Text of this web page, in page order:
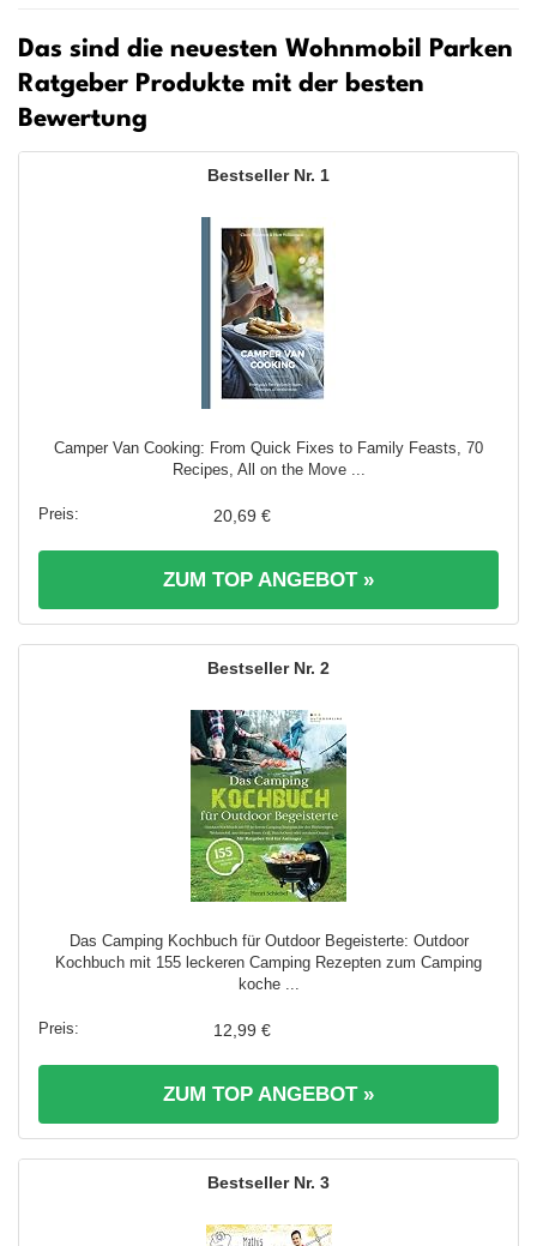
Das sind die neuesten Wohnmobil Parken
Ratgeber Produkte mit der besten
Bewertung
1
Camper Van Cooking: From Quick Fixes to Family Feasts, 70
Recipes, All on the Move ...
20,69 €
ZUM TOP ANGEBOT »
2
Das Camping Kochbuch für Outdoor Begeisterte: Outdoor
Kochbuch mit 155 leckeren Camping Rezepten zum Camping
koche ...
12,99 €
ZUM TOP ANGEBOT »
3